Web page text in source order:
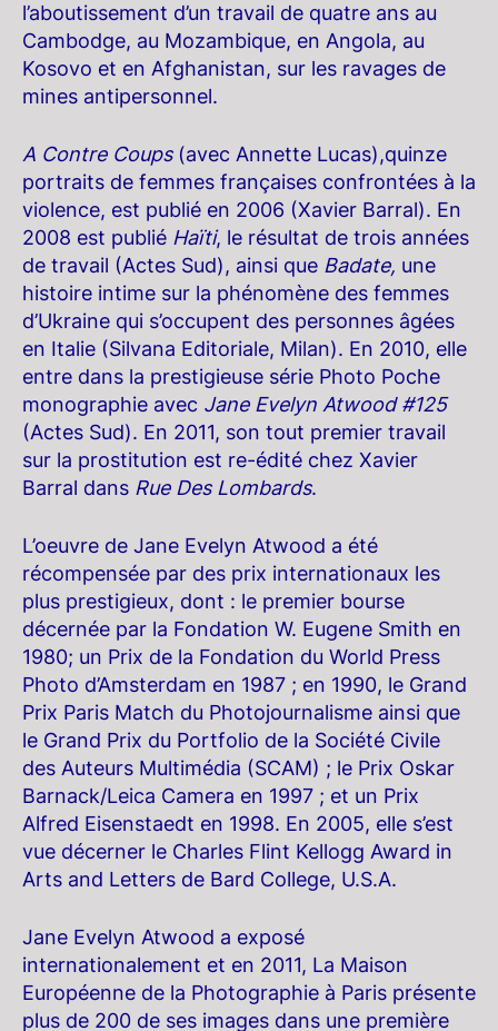
l’aboutissement d’un travail de quatre ans au
Cambodge, au Mozambique, en Angola, au
Kosovo et en Afghanistan, sur les ravages de
mines antipersonnel.
A Contre Coups(avec Annette Lucas),quinze
portraits de femmes françaises confrontées à la
violence, est publié en 2006 (Xavier Barral). En
2008 est publié Haïti, le résultat de trois années
de travail (Actes Sud), ainsi que Badate, une
histoire intime sur la phénomène des femmes
d’Ukraine qui s’occupent des personnes âgées
en Italie (Silvana Editoriale, Milan). En 2010, elle
entre dans la prestigieuse série Photo Poche
monographie avec Jane Evelyn Atwood #125
(Actes Sud). En 2011, son tout premier travail
sur la prostitution est re-édité chez Xavier
Barral dans Rue Des Lombards.
L’oeuvre de Jane Evelyn Atwood a été
récompensée par des prix internationaux les
plus prestigieux, dont : le premier bourse
décernée par la Fondation W. Eugene Smith en
1980; un Prix de la Fondation du World Press
Photo d’Amsterdam en 1987 ; en 1990, le Grand
Prix Paris Match du Photojournalisme ainsi que
le Grand Prix du Portfolio de la Société Civile
des Auteurs Multimédia (SCAM) ; le Prix Oskar
Barnack/Leica Camera en 1997 ; et un Prix
Alfred Eisenstaedt en 1998. En 2005, elle s’est
vue décerner le Charles Flint Kellogg Award in
Arts and Letters de Bard College, U.S.A.
Jane Evelyn Atwood a exposé
internationalement et en 2011, La Maison
Européenne de la Photographie à Paris présente
plus de 200 de ses images dans une première